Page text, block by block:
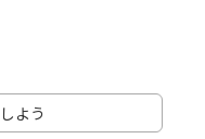
よう